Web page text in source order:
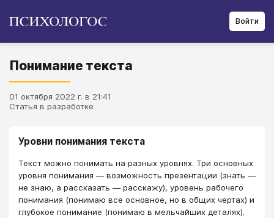
Войти
Понимание текста
01 октября 2022 г. в 21:41
Статья в разработке
Уровни понимания текста
Текст можно понимать на разных уровнях. Три основных
уровня понимания — возможность презентации (знать —
не знаю, а рассказать — расскажу), уровень рабочего
понимания (понимаю все основное, но в общих чертах) и
глубокое понимание (понимаю в мельчайших деталях).